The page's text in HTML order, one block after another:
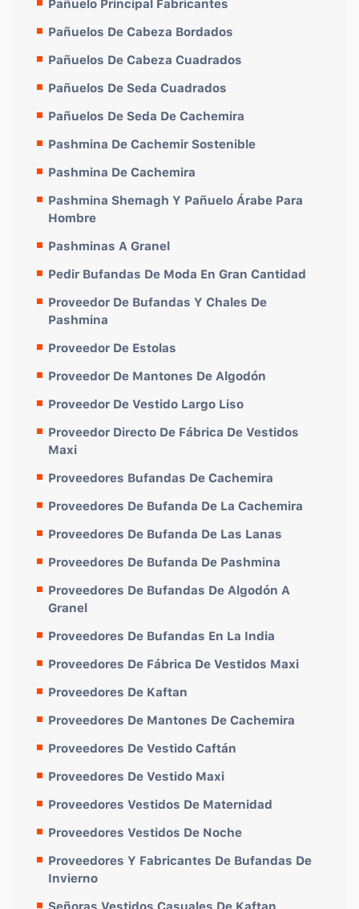
Pañuelos De Cabeza Bordados
Pañuelos De Cabeza Cuadrados
Pañuelos De Seda Cuadrados
Pañuelos De Seda De Cachemira
Pashmina De Cachemir Sostenible
Pashmina De Cachemira
Pashmina Shemagh Y Pañuelo Árabe Para
Hombre
Pashminas A Granel
Pedir Bufandas De Moda En Gran Cantidad
Proveedor De Bufandas Y Chales De
Pashmina
Proveedor De Estolas
Proveedor De Mantones De Algodón
Proveedor De Vestido Largo Liso
Proveedor Directo De Fábrica De Vestidos
Maxi
Proveedores Bufandas De Cachemira
Proveedores De Bufanda De La Cachemira
Proveedores De Bufanda De Las Lanas
Proveedores De Bufanda De Pashmina
Proveedores De Bufandas De Algodón A
Granel
Proveedores De Bufandas En La India
Proveedores De Fábrica De Vestidos Maxi
Proveedores De Kaftan
Proveedores De Mantones De Cachemira
Proveedores De Vestido Caftán
Proveedores De Vestido Maxi
Proveedores Vestidos De Maternidad
Proveedores Vestidos De Noche
Proveedores Y Fabricantes De Bufandas De
Invierno